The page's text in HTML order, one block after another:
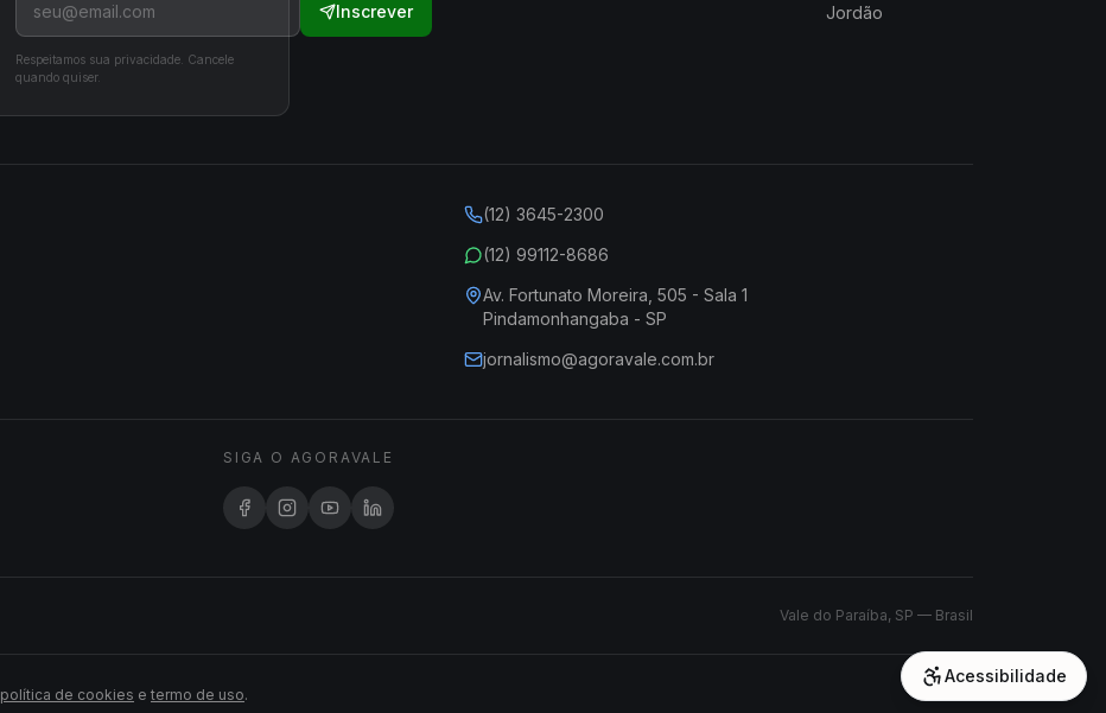
Inscrever
Respeitamos sua privacidade. Cancele
quando quiser.
Jordão
(12) 3645-2300
(12) 99112-8686
Av. Fortunato Moreira, 505 - Sala 1
Pindamonhangaba - SP
jornalismo@agoravale.com.br
SIGA O AGORAVALE
Vale do Paraíba, SP — Brasil
política de cookies e termo de uso.
Acessibilidade